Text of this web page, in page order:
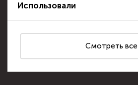
Использовали
Смотреть все